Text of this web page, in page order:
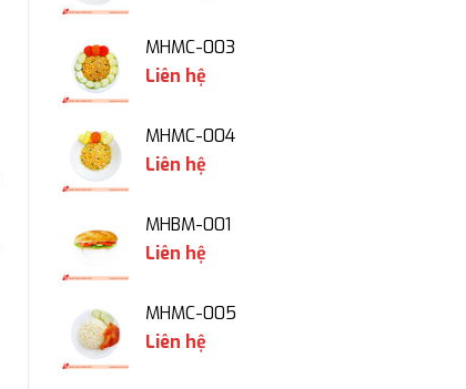
MHMC-003
Liên hệ
MHMC-004
Liên hệ
MHBM-001
Liên hệ
MHMC-005
Liên hệ